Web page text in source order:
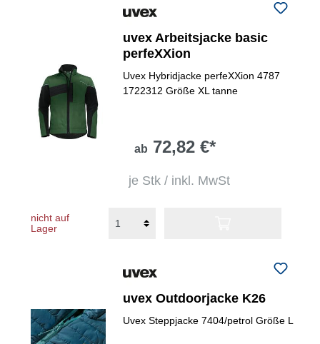
uvex Arbeitsjacke basic
perfeXXion
Uvex Hybridjacke perfeXXion 4787
1722312 Größe XL tanne
ab 72,82 €*
je Stk / inkl. MwSt
nicht auf
Lager
uvex Outdoorjacke K26
Uvex Steppjacke 7404/petrol Größe L